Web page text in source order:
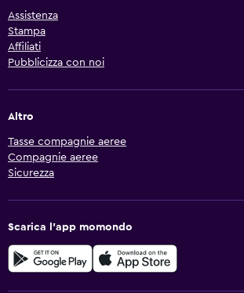
Assistenza
Stampa
Affiliati
Pubblicizza con noi
Altro
Tasse compagnie aeree
Compagnie aeree
Sicurezza
Scarica l'app momondo